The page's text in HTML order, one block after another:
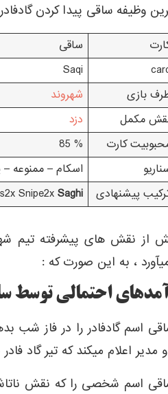
وظيفه ساقی پيدا کردن
ساقی
Saqi
بازی
شهروند
مکمل
دزد
کارت
% 85
اسکام – ممنوعه –
پیشنهادی
Snipe2x Saghi
از نقش های پيشرفته تيم
، به اين صورت که :
احتمالی توسط
اسم گادفادر را در فاز شب
مدير اعلام ميکند که تير گاد
اسم شخصی را که نقش